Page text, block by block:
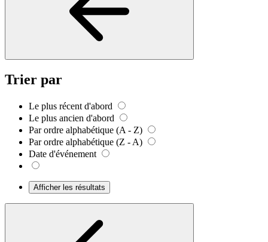
Trier par
Le plus récent d'abord
Le plus ancien d'abord
Par ordre alphabétique (A - Z)
Par ordre alphabétique (Z - A)
Date d'événement
Afficher les résultats